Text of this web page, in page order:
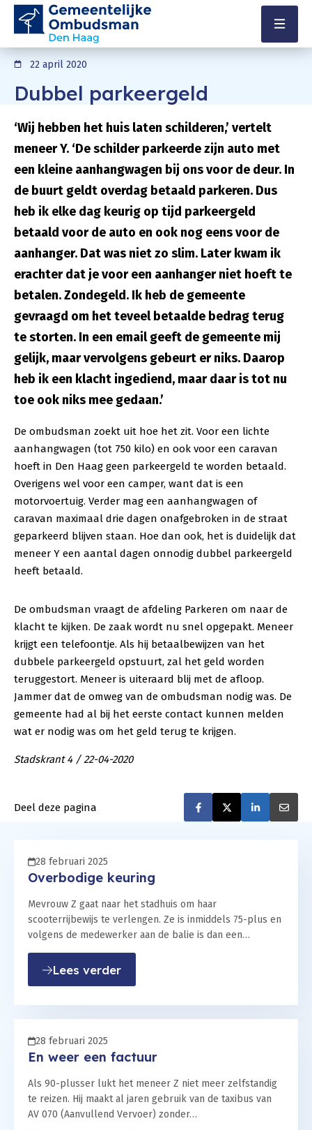
Direct naar content
Terug naar de startpagina
Menu
Dubbel parkeergeld
22 april 2020
‘Wij hebben het huis laten schilderen,’ vertelt
meneer Y. ‘De schilder parkeerde zijn auto met
een kleine aanhangwagen bij ons voor de deur. In
de buurt geldt overdag betaald parkeren. Dus
heb ik elke dag keurig op tijd parkeergeld
betaald voor de auto en ook nog eens voor de
aanhanger. Dat was niet zo slim. Later kwam ik
erachter dat je voor een aanhanger niet hoeft te
betalen. Zondegeld. Ik heb de gemeente
gevraagd om het teveel betaalde bedrag terug
te storten. In een email geeft de gemeente mij
gelijk, maar vervolgens gebeurt er niks. Daarop
heb ik een klacht ingediend, maar daar is tot nu
toe ook niks mee gedaan.’
De ombudsman zoekt uit hoe het zit. Voor een lichte
aanhangwagen (tot 750 kilo) en ook voor een caravan
hoeft in Den Haag geen parkeergeld te worden betaald.
Overigens wel voor een camper, want dat is een
motorvoertuig. Verder mag een aanhangwagen of
caravan maximaal drie dagen onafgebroken in de straat
geparkeerd blijven staan. Hoe dan ook, het is duidelijk dat
meneer Y een aantal dagen onnodig dubbel parkeergeld
heeft betaald.
De ombudsman vraagt de afdeling Parkeren om naar de
klacht te kijken. De zaak wordt nu snel opgepakt. Meneer
krijgt een telefoontje. Als hij betaalbewijzen van het
dubbele parkeergeld opstuurt, zal het geld worden
teruggestort. Meneer is uiteraard blij met de afloop.
Jammer dat de omweg van de ombudsman nodig was. De
gemeente had al bij het eerste contact kunnen melden
wat er nodig was om het geld terug te krijgen.
Stadskrant 4 / 22-04-2020
Deel deze pagina Deel opDeel op
Deel
Overbodige keuring
28 februari 2025
Mevrouw Z gaat naar het stadhuis om haar
scooterrijbewijs te verlengen. Ze is inmiddels 75-plus en
volgens de medewerker aan de balie is dan een…
Lees verder: Overbodige keuring
En weer een factuur
28 februari 2025
Als 90-plusser lukt het meneer Z niet meer zelfstandig
te reizen. Hij maakt al jaren gebruik van de taxibus van
AV 070 (Aanvullend Vervoer) zonder…